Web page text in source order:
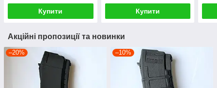
Купити Купити
Акційні пропозиції та новинки
–20% –10%